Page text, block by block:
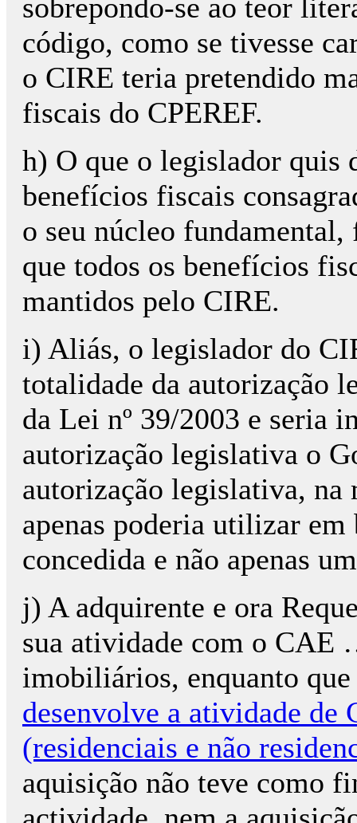
sobrepondo-se ao teor
código, como se tivesse
o CIRE teria pretendido
fiscais do CPEREF.
h) O que o legislador quis
benefícios fiscais
o seu núcleo
que todos os benefícios
mantidos pelo CIRE.
i) Aliás, o legislador do
totalidade da autorização
da Lei nº 39/2003 e seria
autorização legislativa o
autorização legislativa, na
apenas poderia utilizar
concedida e não apenas
j) A adquirente e ora
sua atividade com o CAE
imobiliários, enquanto
desenvolve a atividade de
(residenciais e não
aquisição não teve como